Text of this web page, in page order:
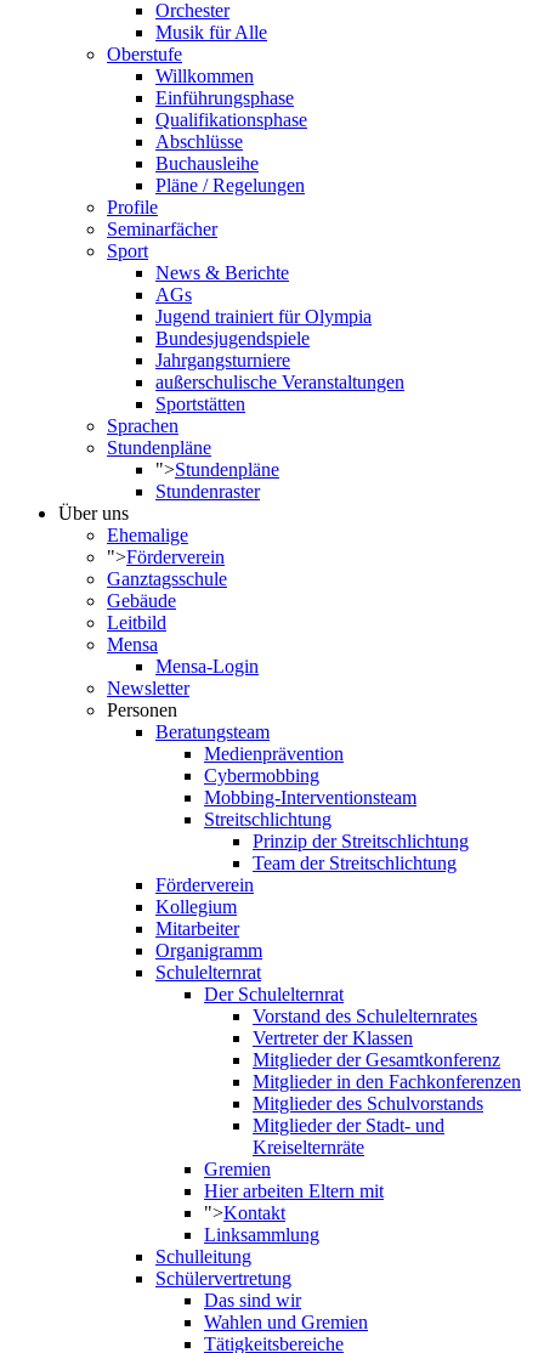
Orchester
Musik für Alle
Oberstufe
Willkommen
Einführungsphase
Qualifikationsphase
Abschlüsse
Buchausleihe
Pläne / Regelungen
Profile
Seminarfächer
Sport
News & Berichte
AGs
Jugend trainiert für Olympia
Bundesjugendspiele
Jahrgangsturniere
außerschulische Veranstaltungen
Sportstätten
Sprachen
Stundenpläne
">Stundenpläne
Stundenraster
Über uns
Ehemalige
">Förderverein
Ganztagsschule
Gebäude
Leitbild
Mensa
Mensa-Login
Newsletter
Personen
Beratungsteam
Medienprävention
Cybermobbing
Mobbing-Interventionsteam
Streitschlichtung
Prinzip der Streitschlichtung
Team der Streitschlichtung
Förderverein
Kollegium
Mitarbeiter
Organigramm
Schulelternrat
Der Schulelternrat
Vorstand des Schulelternrates
Vertreter der Klassen
Mitglieder der Gesamtkonferenz
Mitglieder in den Fachkonferenzen
Mitglieder des Schulvorstands
Mitglieder der Stadt- und
Kreiselternräte
Gremien
Hier arbeiten Eltern mit
">Kontakt
Linksammlung
Schulleitung
Schülervertretung
Das sind wir
Wahlen und Gremien
Tätigkeitsbereiche